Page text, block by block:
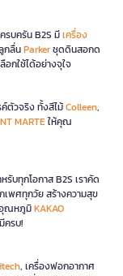
รบครัน B2S มีเครื่อง
กลื่นParkerชุดดินสอกด
อกใช้ได้อย่างจุใจ
ตัวจริง ทั้งสีไม้Colleen,
MARTEให้คุณ
บทุกโอกาส B2S เราคัด
เพศทุกวัย สร้างความสุข
อุณหภูมิKAKAO
ครบ!
, เครื่องฟอกอากาศ